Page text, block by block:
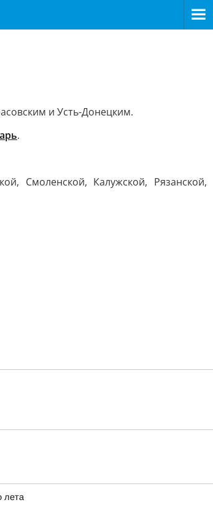
и Усть-Донецким.
.
Смоленской, Калужской, Рязанской,
лета